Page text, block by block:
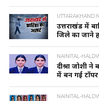
UTTARAKHAND
उत्तराखंड में
जिले का जाने
NAINITAL-
दीश्रा जोशी
में बन गई
NAINITAL-